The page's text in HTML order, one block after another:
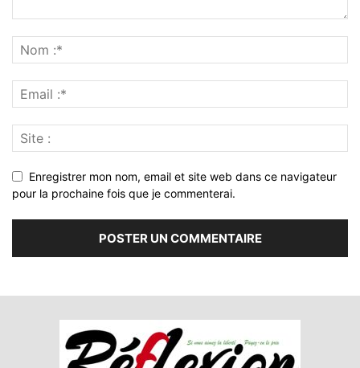
Enregistrer mon nom, email et site web dans ce navigateur
pour la prochaine fois que je commenterai.